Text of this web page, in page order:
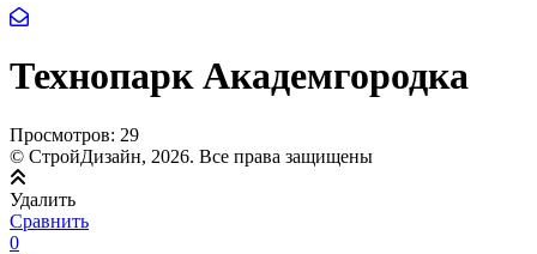
Технопарк Академгородка
Просмотров: 29
© СтройДизайн, 2026. Все права защищены
Удалить
Сравнить
0